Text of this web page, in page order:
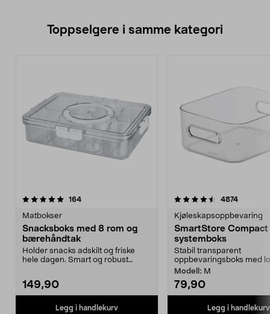
Toppselgere i samme kategori
164anmeldelser
Matbokser
Snacksboks med 8 rom og
bærehåndtak
Holder snacks adskilt og friske
hele dagen. Smart og robust
149,90
Legg i handlekurv
4.5 av 5 stjerner 4874
Kjøleskapsoppbevaring
SmartStore Compact
systemboks
Stabil transparent
oppbevaringsboks med
Modell: M
79,90
Legg i handlekurv
4.5 av 5 stjerner